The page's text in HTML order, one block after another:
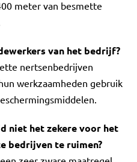
meter van besmette
van het bedrijf?
nertsenbedrijven
werkzaamheden gebruik
niet het zekere voor het
bedrijven te ruimen?